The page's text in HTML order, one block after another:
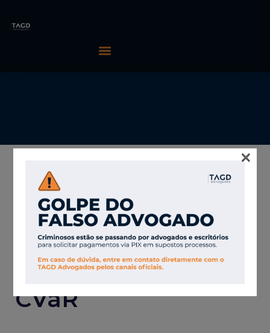
25/02/2026 TAGD Advogados
ONS e CCEE abrem
consulta pública
sobre mudanças no
CVaR
×